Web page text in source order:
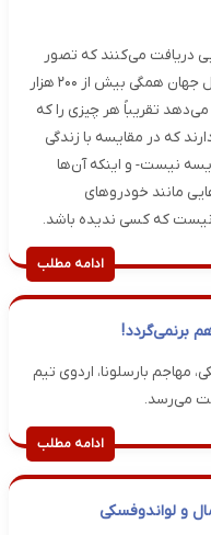
دریافت می‌کنند که تصور
آن هم سخت است. بهترین ستارگان فوتبال جهان همگی بیش از ۲۰۰ هزار
می‌دهد تقریباً هر چیزی را که
که در مقایسه با زندگی
نیست- و اینکه آن‌ها
مانند خودروهای
نیست که کسی ندیده باشد.
ادامه مطلب
برنمی‌گردد!
مهاجم بارسلونا، اردوی تیم
می‌رسد.
ادامه مطلب
و لواندوفسکی